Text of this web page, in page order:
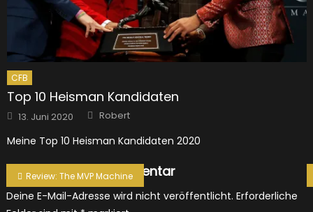
CFB
Top 10 Heisman Kandidaten
Posted
on
13. Juni 2020 Author
Robert
Meine Top 10 Heisman Kandidaten 2020
Beitragsnavigation
Review: The MVP Machine
Schreibe einen Kommentar
Deine E-Mail-Adresse wird nicht veröffentlicht. Erforderliche